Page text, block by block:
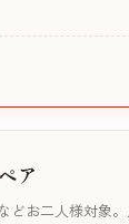
ア
どお二人様対象